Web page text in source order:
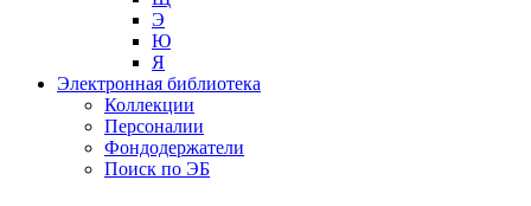
Э
Ю
Я
Электронная библиотека
Коллекции
Персоналии
Фондодержатели
Поиск по ЭБ